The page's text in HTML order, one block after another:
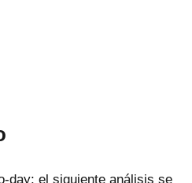
day; el siguiente análisis se